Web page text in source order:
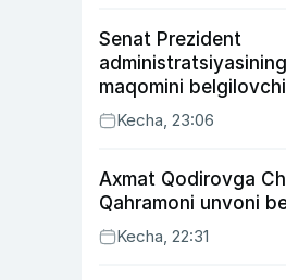
Senat Prezident
maqomini belgilovchi
konstitutsiyaviy
ma’qulladi
Kecha, 23:06
Axmat Qodirovga
Qahramoni unvoni
Kecha, 22:31